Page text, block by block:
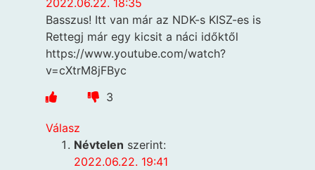
2022.06.22. 18:35
Basszus! Itt van már az NDK-s KISZ-es is
Rettegj már egy kicsit a náci időktől
https://www.youtube.com/watch?
v=cXtrM8jFByc
3
Válasz
Névtelen szerint:
2022.06.22. 19:41